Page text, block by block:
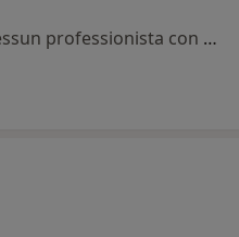
Questo centro non ha nessun professionista con date disponibili